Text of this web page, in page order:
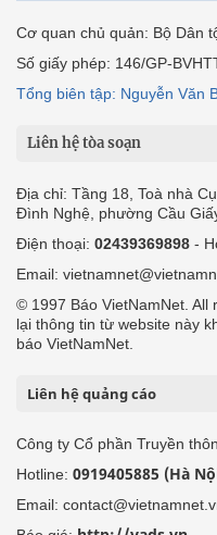
Cơ quan chủ quản: Bộ Dân
Số giấy phép: 146/GP-
Tổng biên tập: Nguyễn Văn
Liên hệ tòa soạn
Địa chỉ: Tầng 18, Toà nhà
Đình Nghệ, phường Cầu
Điện thoại: 02439369898 -
Email:
© 1997 Báo VietNamNet. All
lại thông tin từ website này
báo VietNamNet.
Liên hệ quảng cáo
Công ty Cổ phần Truyền
Hotline: 0919405885 (Hà
Email: